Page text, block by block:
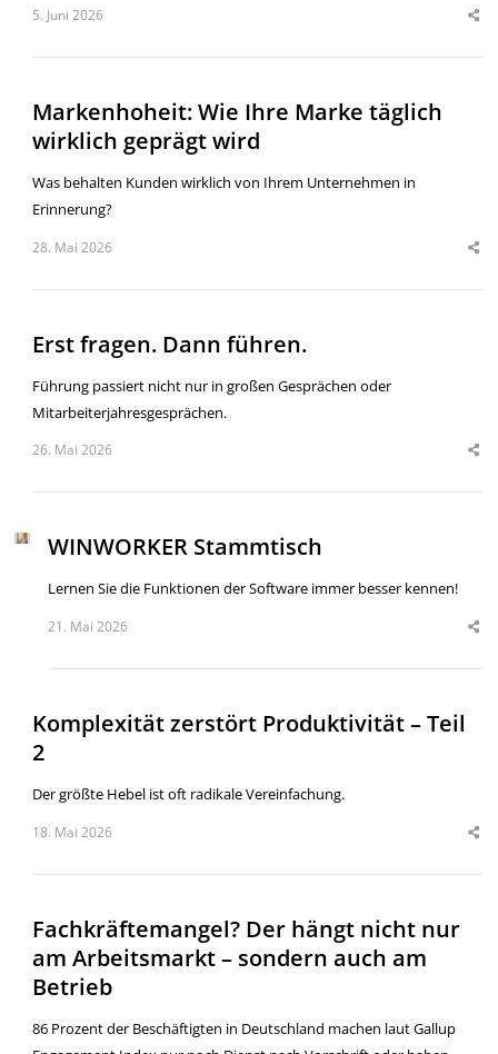
5. Juni 2026
Markenhoheit: Wie Ihre Marke täglich
wirklich geprägt wird
Was behalten Kunden wirklich von Ihrem Unternehmen in
Erinnerung?
28. Mai 2026
Erst fragen. Dann führen.
Führung passiert nicht nur in großen Gesprächen oder
Mitarbeiterjahresgesprächen.
26. Mai 2026
WINWORKER Stammtisch
Lernen Sie die Funktionen der Software immer besser kennen!
21. Mai 2026
Komplexität zerstört Produktivität – Teil
2
Der größte Hebel ist oft radikale Vereinfachung.
18. Mai 2026
Fachkräftemangel? Der hängt nicht nur
am Arbeitsmarkt – sondern auch am
Betrieb
86 Prozent der Beschäftigten in Deutschland machen laut Gallup